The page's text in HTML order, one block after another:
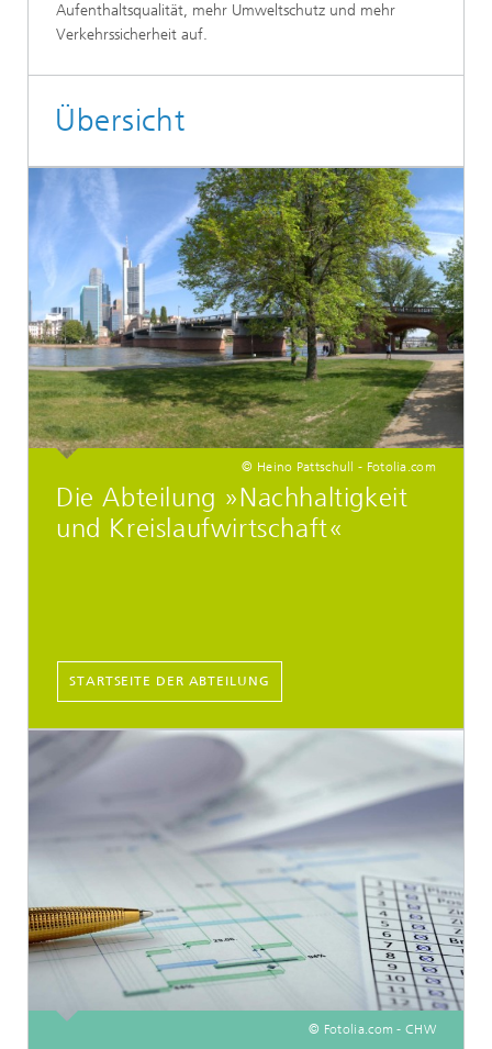
Aufenthaltsqualität, mehr Umweltschutz und mehr
Verkehrssicherheit auf.
Übersicht
© Heino Pattschull - Fotolia.com
Die Abteilung »Nachhaltigkeit
und Kreislaufwirtschaft«
STARTSEITE DER ABTEILUNG
© Fotolia.com - CHW